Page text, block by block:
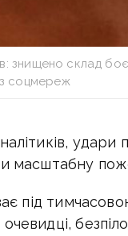
знищено склад
соцмереж
масштабну
під